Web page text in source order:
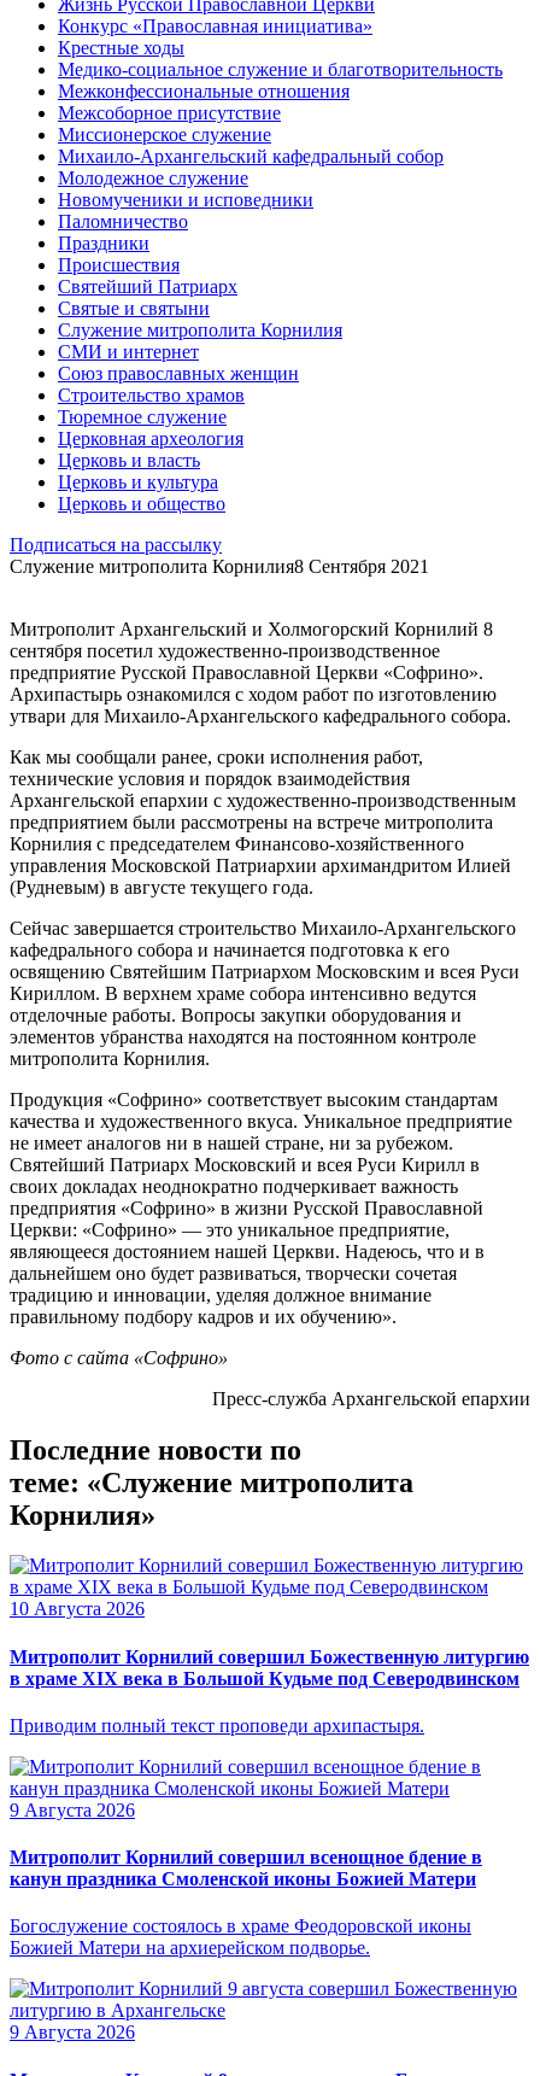
Конкурс «Православная инициатива»
Крестные ходы
Медико-социальное служение и благотворительность
Межконфессиональные отношения
Межсоборное присутствие
Миссионерское служение
Михаило-Архангельский кафедральный собор
Молодежное служение
Новомученики и исповедники
Паломничество
Праздники
Происшествия
Святейший Патриарх
Святые и святыни
Служение митрополита Корнилия
СМИ и интернет
Союз православных женщин
Строительство храмов
Тюремное служение
Церковная археология
Церковь и власть
Церковь и культура
Церковь и общество
Подписаться на рассылку
Служение митрополита Корнилия8 Сентября 2021
Митрополит Архангельский и Холмогорский Корнилий 8
сентября посетил художественно-производственное
предприятие Русской Православной Церкви «Софрино».
Архипастырь ознакомился с ходом работ по изготовлению
утвари для Михаило-Архангельского кафедрального собора.
Как мы сообщали ранее, сроки исполнения работ,
технические условия и порядок взаимодействия
Архангельской епархии с художественно-производственным
предприятием были рассмотрены на встрече митрополита
Корнилия с председателем Финансово-хозяйственного
управления Московской Патриархии архимандритом Илией
(Рудневым) в августе текущего года.
Сейчас завершается строительство Михаило-Архангельского
кафедрального собора и начинается подготовка к его
освящению Святейшим Патриархом Московским и всея Руси
Кириллом. В верхнем храме собора интенсивно ведутся
отделочные работы. Вопросы закупки оборудования и
элементов убранства находятся на постоянном контроле
митрополита Корнилия.
Продукция «Софрино» соответствует высоким стандартам
качества и художественного вкуса. Уникальное предприятие
не имеет аналогов ни в нашей стране, ни за рубежом.
Святейший Патриарх Московский и всея Руси Кирилл в
своих докладах неоднократно подчеркивает важность
предприятия «Софрино» в жизни Русской Православной
Церкви: «Софрино» — это уникальное предприятие,
являющееся достоянием нашей Церкви. Надеюсь, что и в
дальнейшем оно будет развиваться, творчески сочетая
традицию и инновации, уделяя должное внимание
правильному подбору кадров и их обучению».
Фото с сайта «Софрино»
Пресс-служба Архангельской епархии
Последние новости по
теме: «Служение митрополита
Корнилия»
10 Августа 2026
Митрополит Корнилий совершил Божественную литургию
в храме XIX века в Большой Кудьме под Северодвинском
Приводим полный текст проповеди архипастыря.
9 Августа 2026
Митрополит Корнилий совершил всенощное бдение в
канун праздника Смоленской иконы Божией Матери
Богослужение состоялось в храме Феодоровской иконы
Божией Матери на архиерейском подворье.
9 Августа 2026